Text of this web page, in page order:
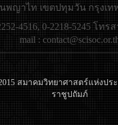
พญาไท เขตปทุมวัน กรุงเทพ
4516, 0-2218-5245 โทรส
mail :
สมาคมวิทยาศาสตร์แห่งปร
ราชูปถัมภ์